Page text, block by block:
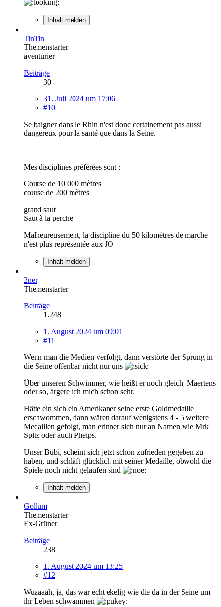
Inhalt melden
TinTin
Themenstarter
aventurier
Beiträge
30
31. Juli 2024 um 17:06
#10
Se baigner dans le Rhin n'est donc certainement pas aussi
dangereux pour la santé que dans la Seine.
Mes disciplines préférées sont :
Course de 10 000 mètres
course de 200 mètres
grand saut
Saut à la perche
Malheureusement, la discipline du 50 kilomètres de marche
n'est plus représentée aux JO
Inhalt melden
2ner
Themenstarter
Beiträge
1.248
1. August 2024 um 09:01
#11
Wenn man die Medien verfolgt, dann verstörte der Sprung in
die Seine offenbar nicht nur uns
Über unseren Schwimmer, wie heißt er noch gleich, Maertens
oder so, ärgere ich mich schon sehr.
Hätte ein sich ein Amerikaner seine erste Goldmedaille
erschwommen, dann wären darauf wenigstens 4 - 5 weitere
Medaillen gefolgt, man erinner sich nur an Namen wie Mrk
Spitz oder auch Phelps.
Unser Bubi, scheint sich jetzt schon zufrieden gegeben zu
haben, und schläft glücklich mit seiner Medaille, obwohl die
Spiele noch nicht gelaufen sind
Inhalt melden
Gollum
Themenstarter
Ex-Grüner
Beiträge
238
1. August 2024 um 13:25
#12
Wuaaaah, ja, das war echt ekelig wie die da in der Seine um
ihr Leben schwammen